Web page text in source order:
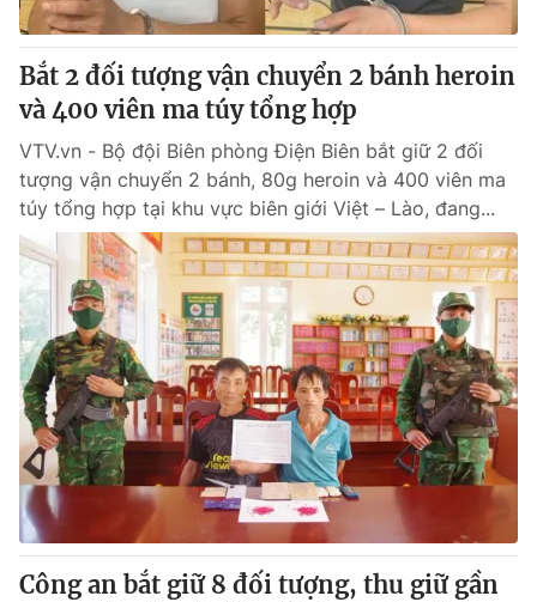
Bắt 2 đối tượng vận chuyển 2 bánh heroin
và 400 viên ma túy tổng hợp
VTV.vn - Bộ đội Biên phòng Điện Biên bắt giữ 2 đối
tượng vận chuyển 2 bánh, 80g heroin và 400 viên ma
túy tổng hợp tại khu vực biên giới Việt – Lào, đang...
Công an bắt giữ 8 đối tượng, thu giữ gần